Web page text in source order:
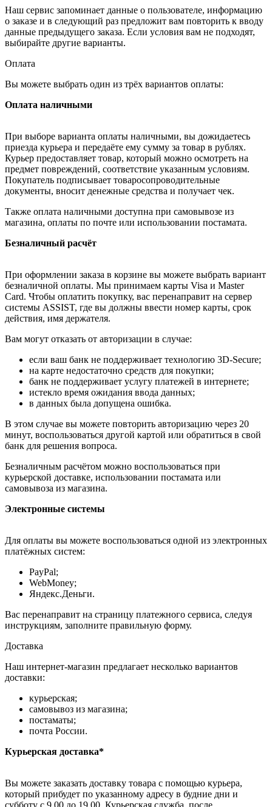
Наш сервис запоминает данные о пользователе, информацию
о заказе и в следующий раз предложит вам повторить к вводу
данные предыдущего заказа. Если условия вам не подходят,
выбирайте другие варианты.
Оплата
Вы можете выбрать один из трёх вариантов оплаты:
Оплата наличными
При выборе варианта оплаты наличными, вы дожидаетесь
приезда курьера и передаёте ему сумму за товар в рублях.
Курьер предоставляет товар, который можно осмотреть на
предмет повреждений, соответствие указанным условиям.
Покупатель подписывает товаросопроводительные
документы, вносит денежные средства и получает чек.
Также оплата наличными доступна при самовывозе из
магазина, оплаты по почте или использовании постамата.
Безналичный расчёт
При оформлении заказа в корзине вы можете выбрать вариант
безналичной оплаты. Мы принимаем карты Visa и Master
Card. Чтобы оплатить покупку, вас перенаправит на сервер
системы ASSIST, где вы должны ввести номер карты, срок
действия, имя держателя.
Вам могут отказать от авторизации в случае:
если ваш банк не поддерживает технологию 3D-Secure;
на карте недостаточно средств для покупки;
банк не поддерживает услугу платежей в интернете;
истекло время ожидания ввода данных;
в данных была допущена ошибка.
В этом случае вы можете повторить авторизацию через 20
минут, воспользоваться другой картой или обратиться в свой
банк для решения вопроса.
Безналичным расчётом можно воспользоваться при
курьерской доставке, использовании постамата или
самовывоза из магазина.
Электронные системы
Для оплаты вы можете воспользоваться одной из электронных
платёжных систем:
PayPal;
WebMoney;
Яндекс.Деньги.
Вас перенаправит на страницу платежного сервиса, следуя
инструкциям, заполните правильную форму.
Доставка
Наш интернет-магазин предлагает несколько вариантов
доставки:
курьерская;
самовывоз из магазина;
постаматы;
почта России.
Курьерская доставка*
Вы можете заказать доставку товара с помощью курьера,
который прибудет по указанному адресу в будние дни и
субботу с 9.00 до 19.00. Курьерская служба, после